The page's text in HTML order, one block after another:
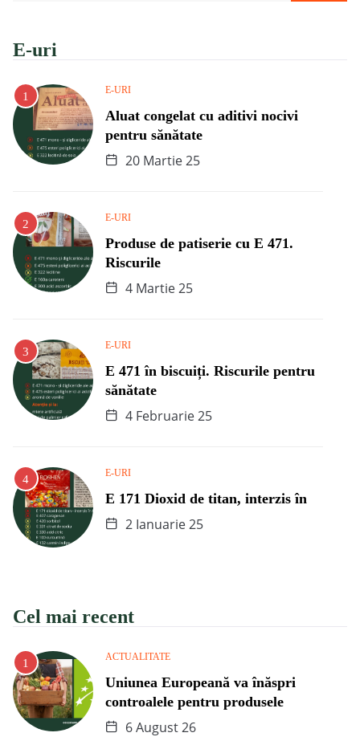
E-uri
E-URI
Aluat congelat cu aditivi nocivi
pentru sănătate
20 Martie 25
E-URI
Produse de patiserie cu E 471.
Riscurile
4 Martie 25
E-URI
E 471 în biscuiți. Riscurile pentru
sănătate
4 Februarie 25
E-URI
E 171 Dioxid de titan, interzis în
2 Ianuarie 25
Cel mai recent
ACTUALITATE
Uniunea Europeană va înăspri
controalele pentru produsele
6 August 26